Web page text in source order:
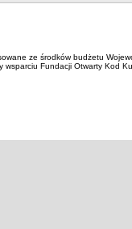
ze środków budżetu
wsparciu Fundacji Otwarty Kod